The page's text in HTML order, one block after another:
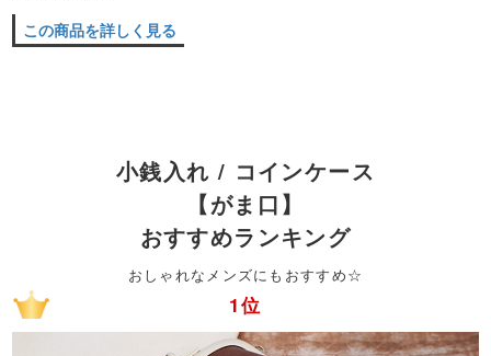
この商品を詳しく見る
小銭入れ / コインケース
【がま口】
おすすめランキング
おしゃれなメンズにもおすすめ☆
1位